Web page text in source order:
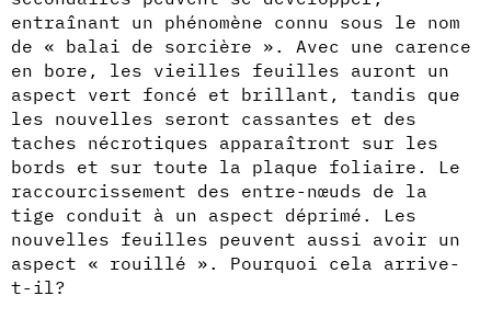
entraînant un phénomène connu sous le nom
de « balai de sorcière ». Avec une carence
en bore, les vieilles feuilles auront un
aspect vert foncé et brillant, tandis que
les nouvelles seront cassantes et des
taches nécrotiques apparaîtront sur les
bords et sur toute la plaque foliaire. Le
raccourcissement des entre-nœuds de la
tige conduit à un aspect déprimé. Les
nouvelles feuilles peuvent aussi avoir un
aspect « rouillé ». Pourquoi cela arrive-
t-il?